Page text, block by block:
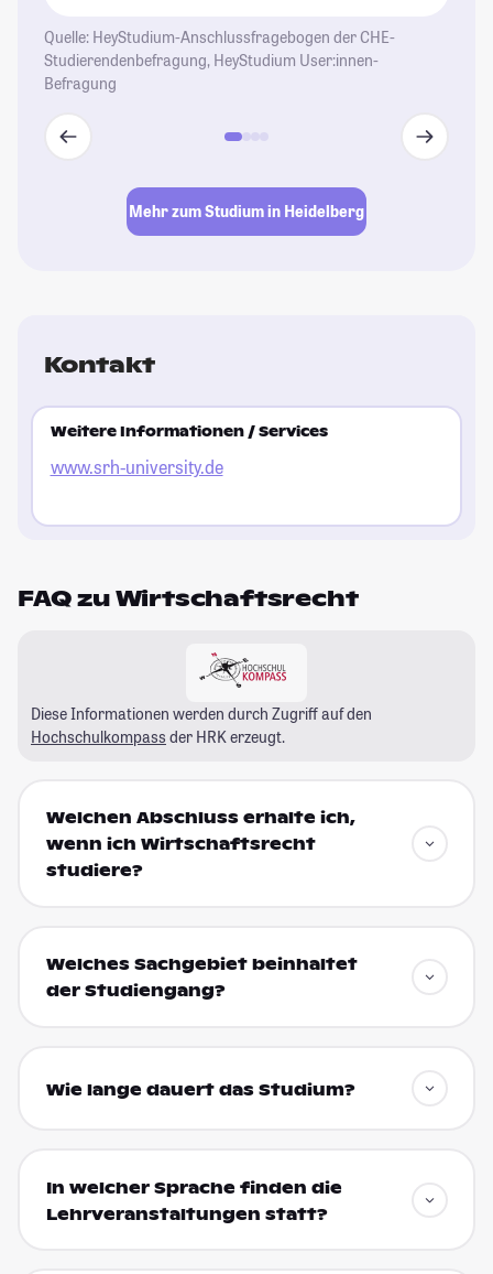
Quelle: HeyStudium-Anschlussfragebogen der CHE-
Studierendenbefragung, HeyStudium User:innen-
Befragung
Mehr zum Studium in Heidelberg
Kontakt
Weitere Informationen / Services
www.srh-university.de
FAQ zu Wirtschaftsrecht
Diese Informationen werden durch Zugriff auf den
Hochschulkompass der HRK erzeugt.
Welchen Abschluss erhalte ich,
wenn ich Wirtschaftsrecht
studiere?
Welches Sachgebiet beinhaltet
der Studiengang?
Wie lange dauert das Studium?
In welcher Sprache finden die
Lehrveranstaltungen statt?